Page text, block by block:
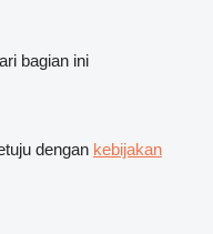
bagian ini
dengan kebijakan